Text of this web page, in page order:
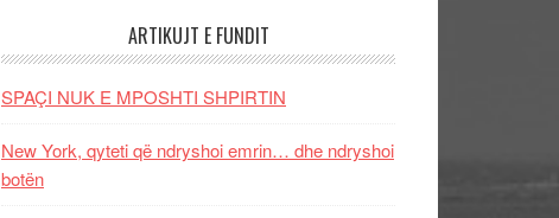
ARTIKUJT E FUNDIT
SPAÇI NUK E MPOSHTI SHPIRTIN
New York, qyteti që ndryshoi emrin… dhe ndryshoi
botën